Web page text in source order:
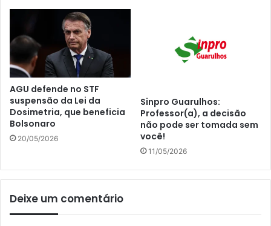
AGU defende no STF
suspensão da Lei da
Dosimetria, que beneficia
Bolsonaro
20/05/2026
Sinpro Guarulhos:
Professor(a), a decisão
não pode ser tomada sem
você!
11/05/2026
Deixe um comentário